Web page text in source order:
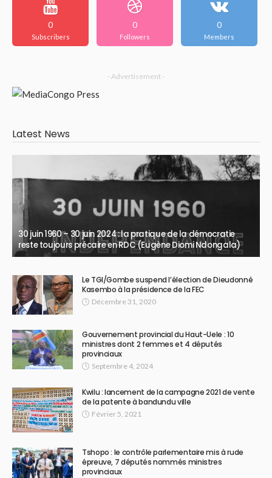
0
Subscribers
0
Followers
0
Members
- Advertisement -
Latest News
30 juin 1960 – 30 juin 2024 : la pratique de la démocratie
reste toujours précaire en RDC (Eugène Diomi Ndongala)
Le TGI/Gombe suspend l’élection de Dieudonné
Kasembo à la présidence de la FEC
Décembre 31, 2020
Gouvernement provincial du Haut-Uele : 10
ministres dont 2 femmes et 4 députés
provinciaux
Septembre 4, 2024
Kwilu : lancement de la campagne 2021 de vente
de la patente à bandundu ville
Février 5, 2021
Tshopo : le contrôle parlementaire mis à rude
épreuve, 7 députés nommés ministres
provinciaux